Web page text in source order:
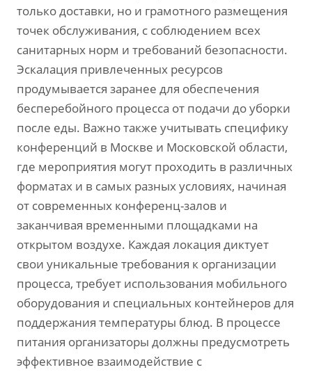
только доставки, но и грамотного размещения
точек обслуживания, с соблюдением всех
санитарных норм и требований безопасности.
Эскалация привлеченных ресурсов
продумывается заранее для обеспечения
бесперебойного процесса от подачи до уборки
после еды. Важно также учитывать специфику
конференций в Москве и Московской области,
где мероприятия могут проходить в различных
форматах и в самых разных условиях, начиная
от современных конференц-залов и
заканчивая временными площадками на
открытом воздухе. Каждая локация диктует
свои уникальные требования к организации
процесса, требует использования мобильного
оборудования и специальных контейнеров для
поддержания температуры блюд. В процессе
питания организаторы должны предусмотреть
эффективное взаимодействие с